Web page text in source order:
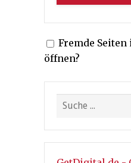
Fremde
öffnen?